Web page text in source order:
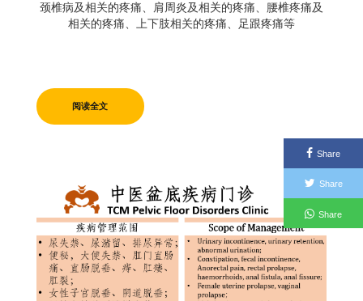
颈椎病及相关的疼痛、肩周炎及相关的疼痛、腰椎疼痛及
相关的疼痛、上下肢相关的疼痛、足跟疼痛等
阅读全文
Share
Share
Share